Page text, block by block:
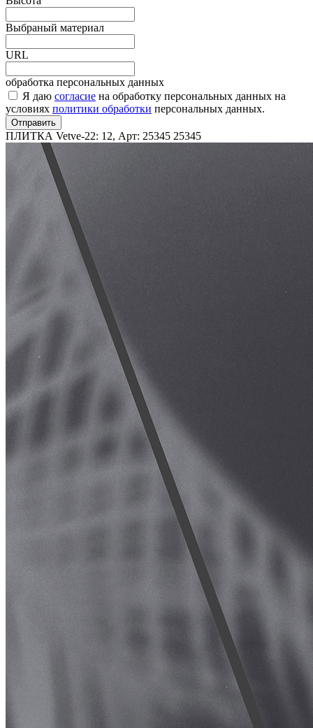
Выбраный материал
URL
обработка персональных данных
Я даю согласие на обработку персональных данных на
условиях политики обработки персональных данных.
Отправить
ПЛИТКА Vetve-22: 12, Арт: 25345 25345